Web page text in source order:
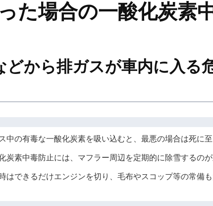
た場合の一酸化炭素
から排ガスが車内に入る
中の有毒な一酸化炭素を吸い込むと、最悪の場合は死に至
炭素中毒防止には、マフラー周辺を定期的に除雪するのが
はできるだけエンジンを切り、毛布やスコップ等の常備も